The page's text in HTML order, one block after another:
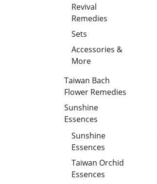
Revival
Remedies
Sets
Accessories &
More
Taiwan Bach
Flower Remedies
Sunshine
Essences
Sunshine
Essences
Taiwan Orchid
Essences